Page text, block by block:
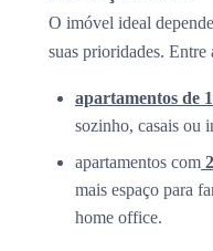
O imóvel ideal
suas prioridades. Entre
apartamentos de
sozinho, casais ou
apartamentos com
mais espaço para
home office.